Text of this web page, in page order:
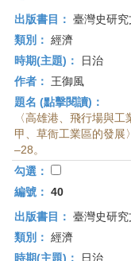
出版書目： 臺灣史研
類別： 經濟
時期(主題)：
日治
作者：
王御風
題名 (點擊閱讀)：
〈高雄港、飛行場與
甲、草衙工業區的發展
–28。
勾選：
編號： 40
出版書目： 臺灣史研
類別： 經濟
時期(主題)：
日治